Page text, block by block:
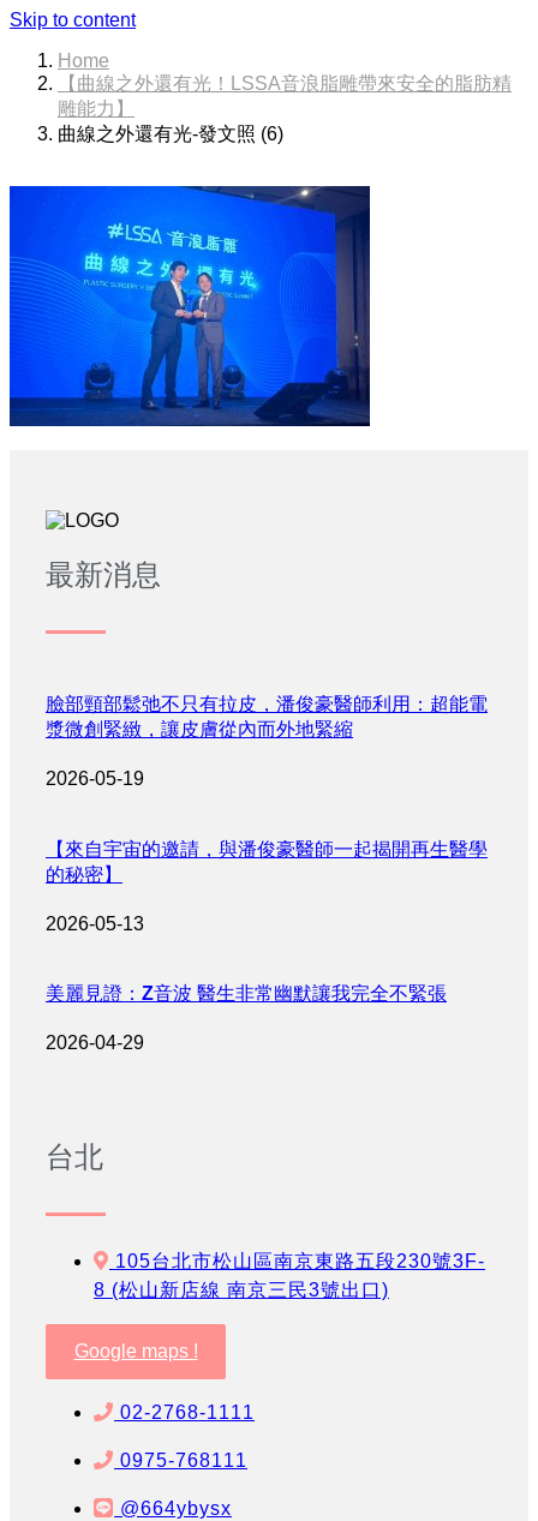
Skip to content
Home
【曲線之外還有光！LSSA音浪脂雕帶來安全的脂肪精
雕能力】
曲線之外還有光-發文照 (6)
最新消息
臉部頸部鬆弛不只有拉皮，潘俊豪醫師利用：超能電
漿微創緊緻，讓皮膚從內而外地緊縮
2026-05-19
【來自宇宙的邀請，與潘俊豪醫師一起揭開再生醫學
的秘密】
2026-05-13
美麗見證：Z音波 醫生非常幽默讓我完全不緊張
2026-04-29
台北
105台北市松山區南京東路五段230號3F-
8 (松山新店線 南京三民3號出口)
Google maps !
02-2768-1111
0975-768111
@664ybysx